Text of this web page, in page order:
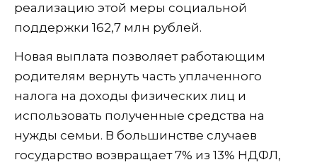
реализацию этой меры социальной
поддержки 162,7 млн рублей.
Новая выплата позволяет работающим
родителям вернуть часть уплаченного
налога на доходы физических лиц и
использовать полученные средства на
нужды семьи. В большинстве случаев
государство возвращает 7% из 13% НДФЛ,